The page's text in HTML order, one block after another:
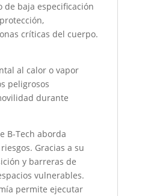
de baja especificación
críticas del cuerpo.
al calor o vapor
peligrosos
durante
B-Tech aborda
Gracias a su
y barreras de
vulnerables.
permite ejecutar